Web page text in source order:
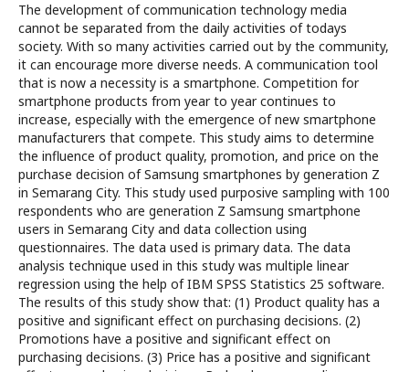
The development of communication technology media
cannot be separated from the daily activities of todays
society. With so many activities carried out by the community,
it can encourage more diverse needs. A communication tool
that is now a necessity is a smartphone. Competition for
smartphone products from year to year continues to
increase, especially with the emergence of new smartphone
manufacturers that compete. This study aims to determine
the influence of product quality, promotion, and price on the
purchase decision of Samsung smartphones by generation Z
in Semarang City. This study used purposive sampling with 100
respondents who are generation Z Samsung smartphone
users in Semarang City and data collection using
questionnaires. The data used is primary data. The data
analysis technique used in this study was multiple linear
regression using the help of IBM SPSS Statistics 25 software.
The results of this study show that: (1) Product quality has a
positive and significant effect on purchasing decisions. (2)
Promotions have a positive and significant effect on
purchasing decisions. (3) Price has a positive and significant